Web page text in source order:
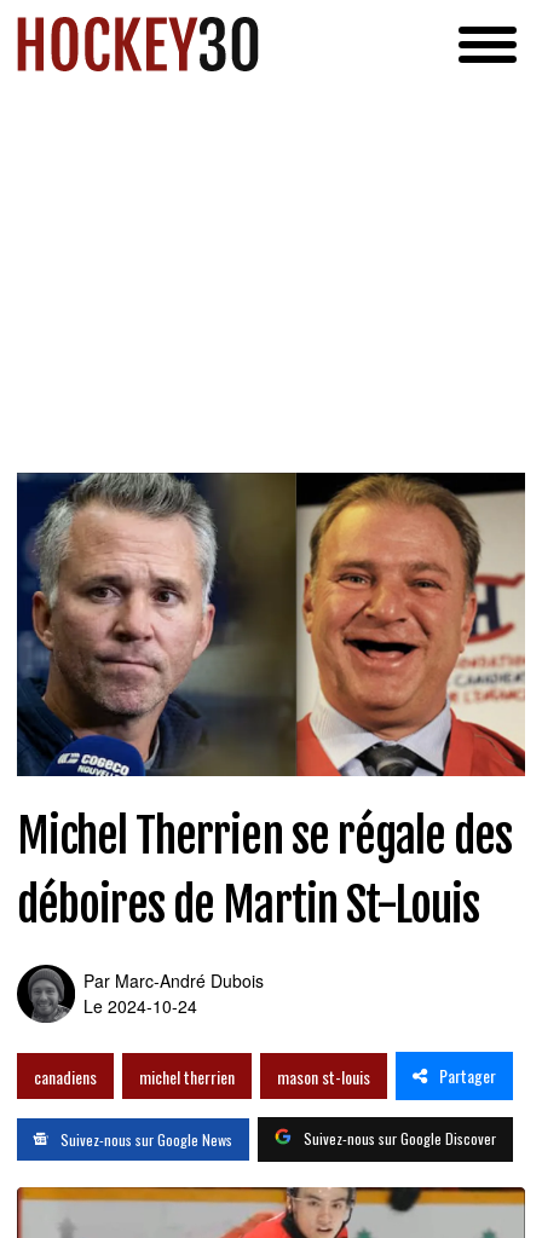
Michel Therrien se régale des
déboires de Martin St-Louis
Par Marc-André Dubois
Le 2024-10-24
canadiens michel therrien mason st-louis Partager
Suivez-nous sur Google News Suivez-nous sur Google Discover